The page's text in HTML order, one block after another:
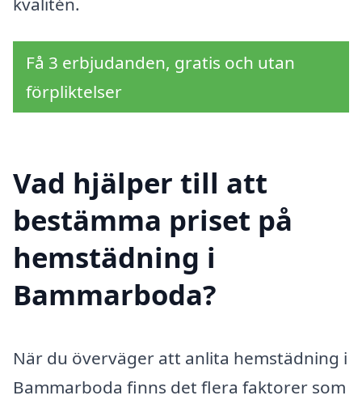
Få 3 erbjudanden, gratis och utan
förpliktelser
Vad hjälper till att
bestämma priset på
hemstädning i
Bammarboda?
När du överväger att anlita hemstädning i
Bammarboda finns det flera faktorer som